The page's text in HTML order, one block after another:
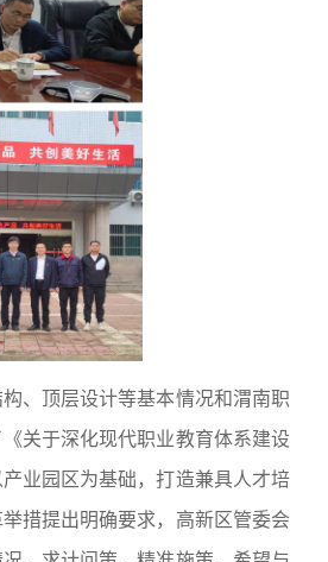
、顶层设计等基本情况和渭南职
关于深化现代职业教育体系建设
业园区为基础，打造兼具人才培
措提出明确要求，高新区管委会